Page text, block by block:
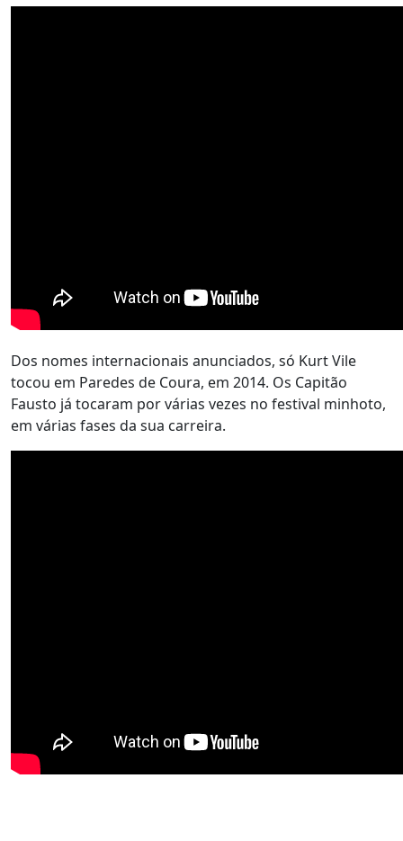
Dos nomes internacionais anunciados, só Kurt Vile
tocou em Paredes de Coura, em 2014. Os Capitão
Fausto já tocaram por várias vezes no festival minhoto,
em várias fases da sua carreira.